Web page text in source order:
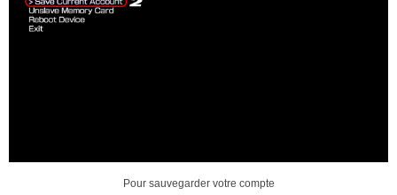
Pour sauvegarder votre compte